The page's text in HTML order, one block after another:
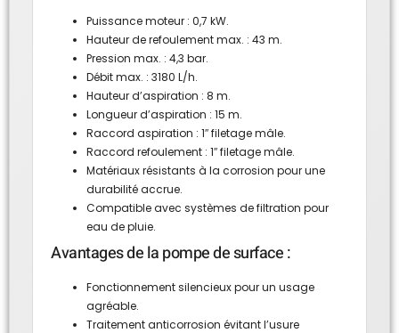
Puissance moteur : 0,7 kW.
Hauteur de refoulement max. : 43 m.
Pression max. : 4,3 bar.
Débit max. : 3180 L/h.
Hauteur d’aspiration : 8 m.
Longueur d’aspiration : 15 m.
Raccord aspiration : 1″ filetage mâle.
Raccord refoulement : 1″ filetage mâle.
Matériaux résistants à la corrosion pour une
durabilité accrue.
Compatible avec systèmes de filtration pour
eau de pluie.
Avantages de la pompe de surface :
Fonctionnement silencieux pour un usage
agréable.
Traitement anticorrosion évitant l’usure